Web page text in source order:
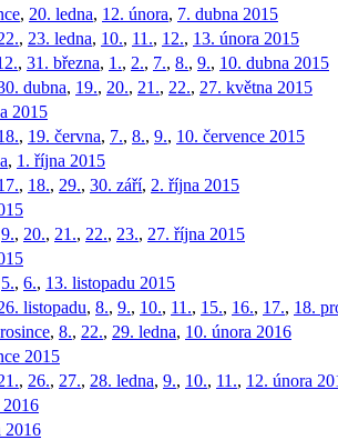
, 20. ledna, 12. února, 7. dubna 2015
, 23. ledna, 10., 11., 12., 13. února 2015
, 31. března, 1., 2., 7., 8., 9., 10. dubna 2015
dubna, 19., 20., 21., 22., 27. května 2015
2015
, 19. června, 7., 8., 9., 10. července 2015
, 1. října 2015
, 18., 29., 30. září, 2. října 2015
9., 20., 21., 22., 23., 27. října 2015
5., 6., 13. listopadu 2015
listopadu, 8., 9., 10., 11., 15., 16., 17., 18.
, 8., 22., 29. ledna, 10. února 2016
2015
, 26., 27., 28. ledna, 9., 10., 11., 12. února
2016
2016